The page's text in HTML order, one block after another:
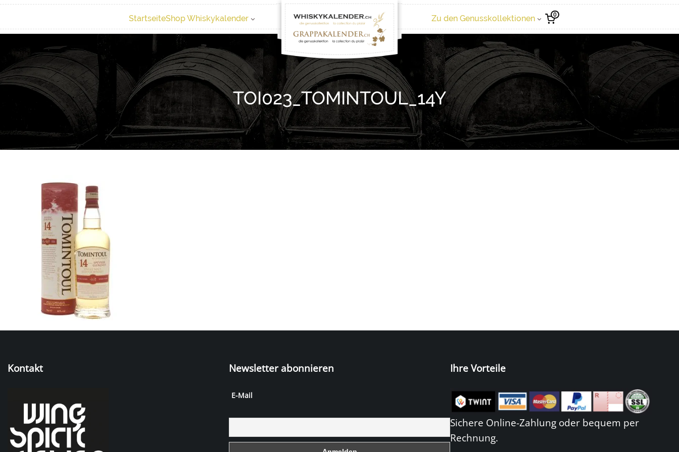
StartseiteShop Whiskykalender Zu den Genusskollektionen 0
TOI023_TOMINTOUL_14Y
Kontakt Newsletter abonnieren
E-Mail
Ihre Vorteile
Sichere Online-Zahlung oder bequem per
Rechnung.